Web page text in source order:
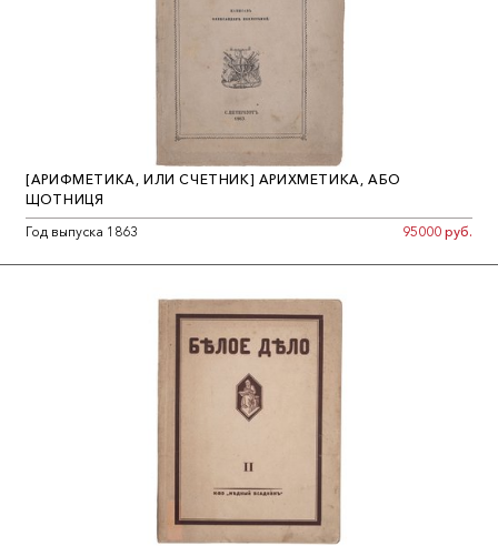
[АРИФМЕТИКА, ИЛИ СЧЕТНИК] АРИХМЕТИКА, АБО
ЩОТНИЦЯ
Год выпуска 1863
95000 руб.